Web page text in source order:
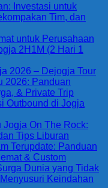
Investasi untuk
Tim, dan
untuk Perusahaan
2H1M (2 Hari 1
2026 – Dejogja Tour
2026: Panduan
& Private Trip
Outbound di Jogja
Jogja On The Rock:
Tips Liburan
Terupdate: Panduan
& Custom
Dunia yang Tidak
Keindahan